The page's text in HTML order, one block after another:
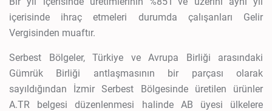
içerisinde ihraç etmeleri durumda çalışanları Gelir
Vergisinden muaftır.
Serbest Bölgeler, Türkiye ve Avrupa Birliği arasındaki
Gümrük Birliği antlaşmasının bir parçası olarak
sayıldığından İzmir Serbest Bölgesinde üretilen ürünler
A.TR belgesi düzenlenmesi halinde AB üyesi ülkelere